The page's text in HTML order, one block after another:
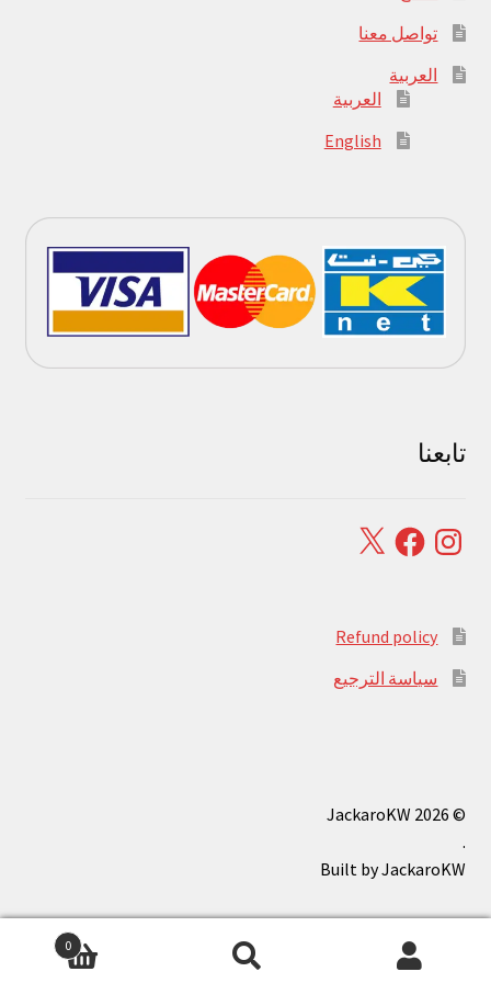
تواصل معنا
العربية
العربية
English
تابعنا
Instagram
Facebook
X
Refund policy
سياسة الترجيع
© JackaroKW 2026
.
0